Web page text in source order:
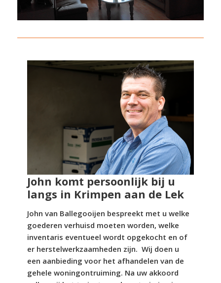
John komt persoonlijk bij u
langs in Krimpen aan de Lek
John van Ballegooijen bespreekt met u welke
goederen verhuisd moeten worden, welke
inventaris eventueel wordt opgekocht en of
er herstelwerkzaamheden zijn. Wij doen u
een aanbieding voor het afhandelen van de
gehele woningontruiming. Na uw akkoord